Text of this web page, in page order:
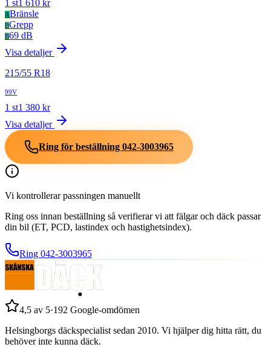
1 st1 610 kr
ABränsle
BGrepp
B69 dB
Visa detaljer
215/55 R18
99V
1 st1 380 kr
Visa detaljer
Ring för beställning 042-3003965
Vi kontrollerar passningen manuellt
Ring oss innan beställning så verifierar vi att fälgar och däck passar
din bil (ET, PCD, lastindex och hastighetsindex).
Ring 042-3003965
4,5 av 5·192 Google-omdömen
Helsingborgs däckspecialist sedan 2010. Vi hjälper dig hitta rätt, du
behöver inte kunna däck.